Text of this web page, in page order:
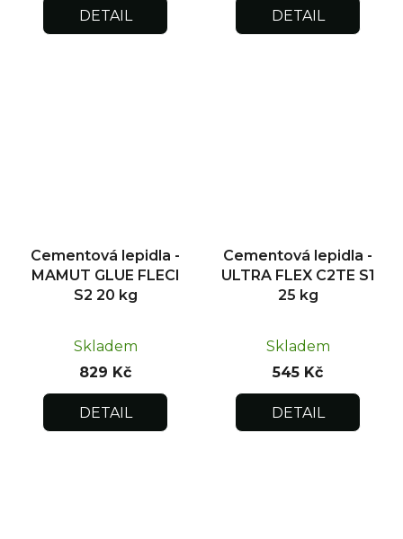
DETAIL DETAIL
Cementová lepidla -
MAMUT GLUE FLECI
S2 20 kg
Skladem
829 Kč
DETAIL
Cementová lepidla -
ULTRA FLEX C2TE S1
25 kg
Skladem
545 Kč
DETAIL